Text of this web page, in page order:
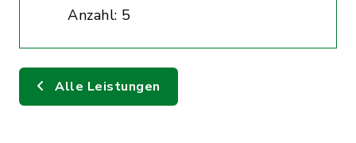
Anzahl: 5
Alle Leistungen